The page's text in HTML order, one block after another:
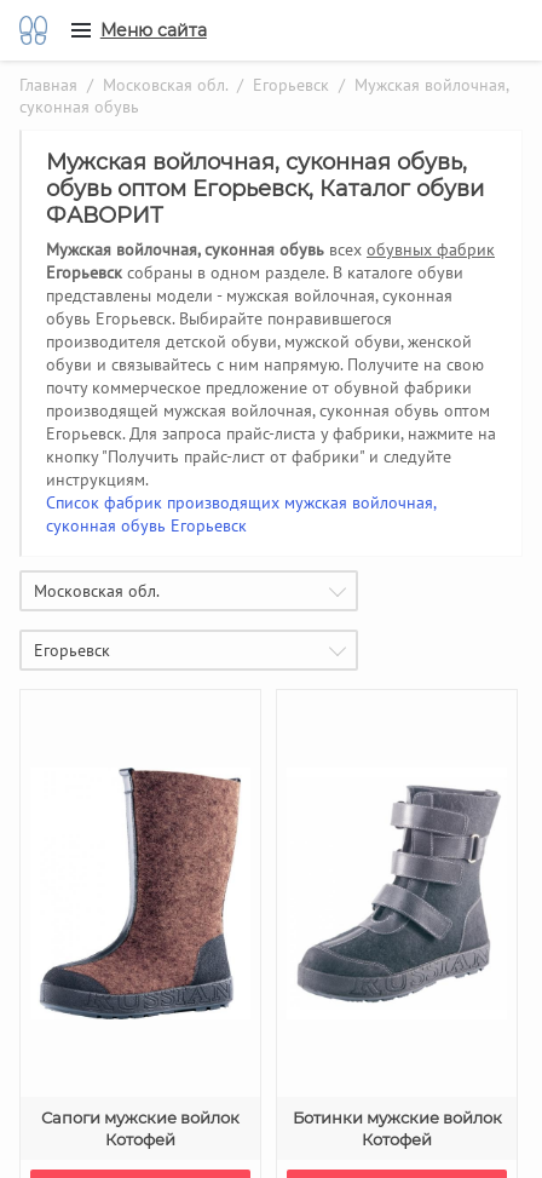
Меню сайта
Главная / Московская обл. / Егорьевск / Мужская войлочная,
суконная обувь
Мужская войлочная, суконная обувь,
обувь оптом Егорьевск, Каталог обуви
ФАВОРИТ
Мужская войлочная, суконная обувь всех обувных фабрик
Егорьевск собраны в одном разделе. В каталоге обуви
представлены модели - мужская войлочная, суконная
обувь Егорьевск. Выбирайте понравившегося
производителя детской обуви, мужской обуви, женской
обуви и связывайтесь с ним напрямую. Получите на свою
почту коммерческое предложение от обувной фабрики
производящей мужская войлочная, суконная обувь оптом
Егорьевск. Для запроса прайс-листа у фабрики, нажмите на
кнопку "Получить прайс-лист от фабрики" и следуйте
инструкциям.
Список фабрик производящих мужская войлочная,
суконная обувь Егорьевск
Московская обл.
Егорьевск
Сапоги мужские войлок
Котофей
Ботинки мужские войлок
Котофей